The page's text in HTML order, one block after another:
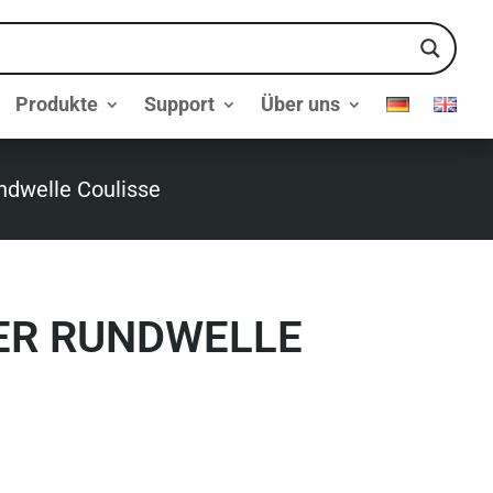
Produkte Support Über uns
Coulisse
RUNDWELLE